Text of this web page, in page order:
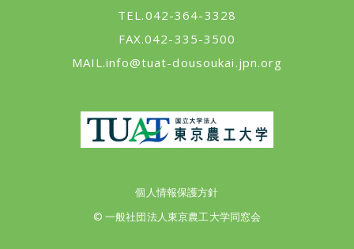
TEL.042-364-3328
FAX.042-335-3500
MAIL.info@tuat-dousoukai.jpn.org
個人情報保護方針
© 一般社団法人東京農工大学同窓会